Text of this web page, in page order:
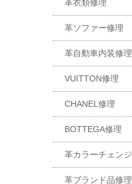
革衣類修理
革ソファー修理
革自動車内装修理
VUITTON修理
CHANEL修理
BOTTEGA修理
革カラーチェンジ
革ブランド品修理